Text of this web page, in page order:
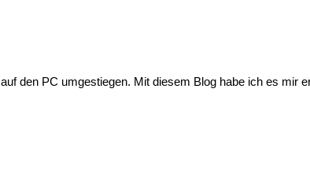
den PC umgestiegen. Mit diesem Blog habe ich es mir